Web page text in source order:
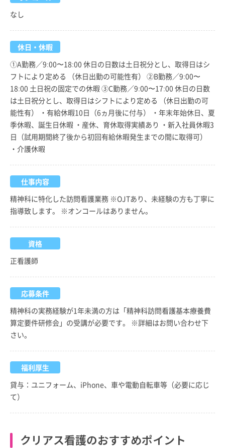
なし
休日・休暇
①A勤務／9:00〜18:00 休日の日数は土日祝分とし、取得日はシ
フトにより定める （休日出勤の可能性有） ②B勤務／9:00〜
18:00 土日祝の固定での休暇 ③C勤務／9:00〜17:00 休日の日数
は土日祝分とし、取得日はシフトにより定める （休日出勤の可
能性有） ・有給休暇10日（6ヵ月後に付与） ・年末年始休日、夏
季休暇、誕生日休暇 ・産休、育休取得実績あり ・新入社員休暇3
日（試用期間終了後から初回有給休暇発生までの間に取得可）
・介護休暇
仕事内容
精神科に特化した訪問看護業務 ※OJTあり、未経験の方も丁寧に
指導致します。 ※オンコールはありません。
資格
正看護師
応募条件
精神科の実務経験が1年未満の方は「精神科訪問看護基本療養費
算定要件研修会」の受講が必要です。 ※詳細はお問い合わせ下
さい。
福利厚生
貸与：ユニフォーム、iPhone、車や電動自転車等（必要に応じ
て）
クリアス看護のおすすめポイント